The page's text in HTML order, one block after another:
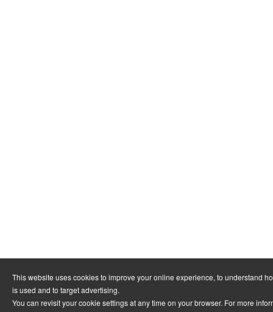
This website uses cookies to improve your online experience, to understand
is used and to target advertising.
You can revisit your cookie settings at any time on your browser. For more